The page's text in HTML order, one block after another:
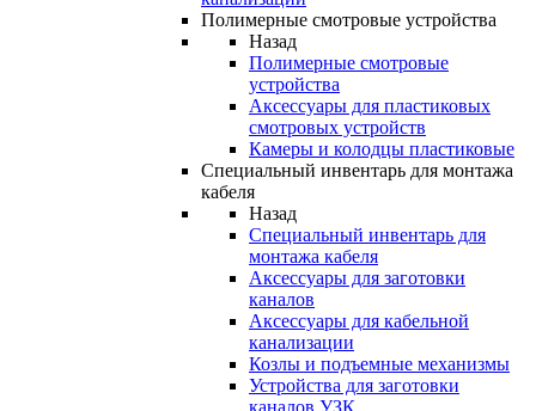
Полимерные смотровые устройства
Назад
Полимерные смотровые
устройства
Аксессуары для пластиковых
смотровых устройств
Камеры и колодцы пластиковые
Специальный инвентарь для монтажа
кабеля
Назад
Специальный инвентарь для
монтажа кабеля
Аксессуары для заготовки
каналов
Аксессуары для кабельной
канализации
Козлы и подъемные механизмы
Устройства для заготовки
каналов УЗК